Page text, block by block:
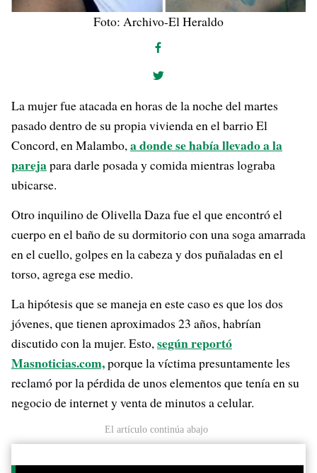
Foto: Archivo-El Heraldo
La mujer fue atacada en horas de la noche del martes
pasado dentro de su propia vivienda en el barrio El
Concord, en Malambo, a donde se había llevado a la
parejapara darle posada y comida mientras lograba
ubicarse.
Otro inquilino de Olivella Daza fue el que encontró el
cuerpo en el baño de su dormitorio con una soga amarrada
en el cuello, golpes en la cabeza y dos puñaladas en el
torso, agrega ese medio.
La hipótesis que se maneja en este caso es que los dos
jóvenes, que tienen aproximados 23 años, habrían
discutido con la mujer. Esto, según reportó
Masnoticias.com,porque la víctima presuntamente les
reclamó por la pérdida de unos elementos que tenía en su
negocio de internet y venta de minutos a celular.
El artículo continúa abajo